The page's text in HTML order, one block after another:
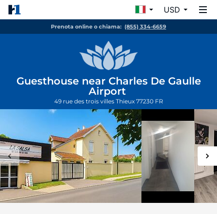
USD
Prenota online o chiama: (855) 334-6659
Guesthouse near Charles De Gaulle
Airport
49 rue des trois villes Thieux 77230 FR